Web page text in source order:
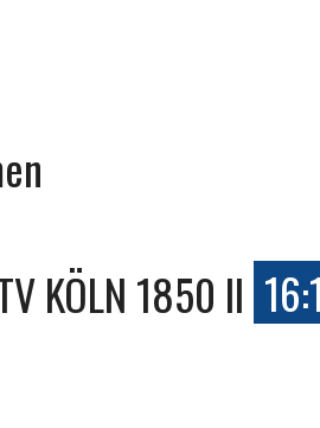
KÖLN 1850 II